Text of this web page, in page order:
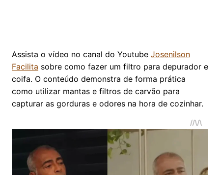
Assista o vídeo no canal do Youtube Josenilson
Facilita sobre como fazer um filtro para depurador e
coifa. O conteúdo demonstra de forma prática
como utilizar mantas e filtros de carvão para
capturar as gorduras e odores na hora de cozinhar.